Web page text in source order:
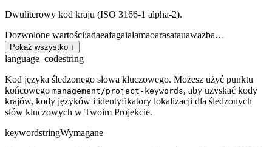
Dwuliterowy kod kraju (ISO 3166-1 alpha-2).
Dozwolone wartości:adaeafagaialamaoarasatauawazba…
Pokaż wszystko ↓
language_codestring
Kod języka śledzonego słowa kluczowego. Możesz użyć punktu
końcowego management/project-keywords, aby uzyskać kody
krajów, kody języków i identyfikatory lokalizacji dla śledzonych
słów kluczowych w Twoim Projekcie.
keywordstringWymagane